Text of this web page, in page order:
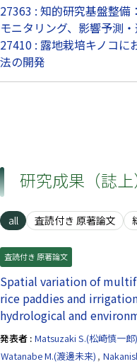
27363 : 知的研究基盤整
モニタリング、影響予測
27410 : 露地栽培キノコ
法の開発
研究成果（誌上
all 査読付き 原著論文
査読付き 原著論文
Spatial variation of
rice paddies and
hydrological and
発表者 : Matsuzaki S.(松崎慎一郎)
Watanabe M.(渡邊未来) ,